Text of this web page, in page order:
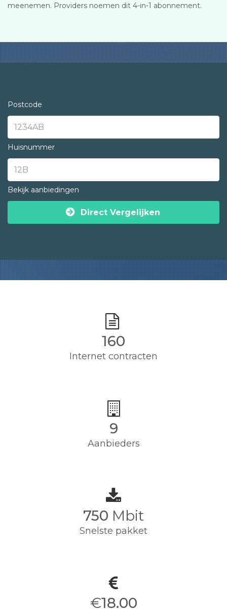
meenemen. Providers noemen dit 4-in-1 abonnement.
Postcode
Huisnummer
Bekijk aanbiedingen
Direct Vergelijken
160
Internet contracten
9
Aanbieders
750 Mbit
Snelste pakket
€18.00